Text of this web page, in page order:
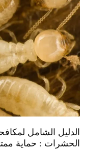
الدليل الشامل
الحشرات : حماية